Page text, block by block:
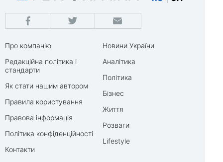
Про компанію
Редакційна політика і
стандарти
Як стати нашим автором
Правила користування
Правова інформація
Політика конфіденційності
Контакти
Новини України
Аналітика
Політика
Бізнес
Життя
Розваги
Lifestyle